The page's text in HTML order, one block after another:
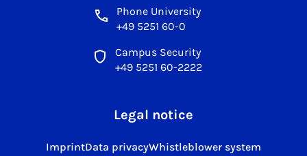
Phone University
+49 5251 60-0
Campus Security
+49 5251 60-2222
Legal notice
ImprintData privacyWhistleblower system